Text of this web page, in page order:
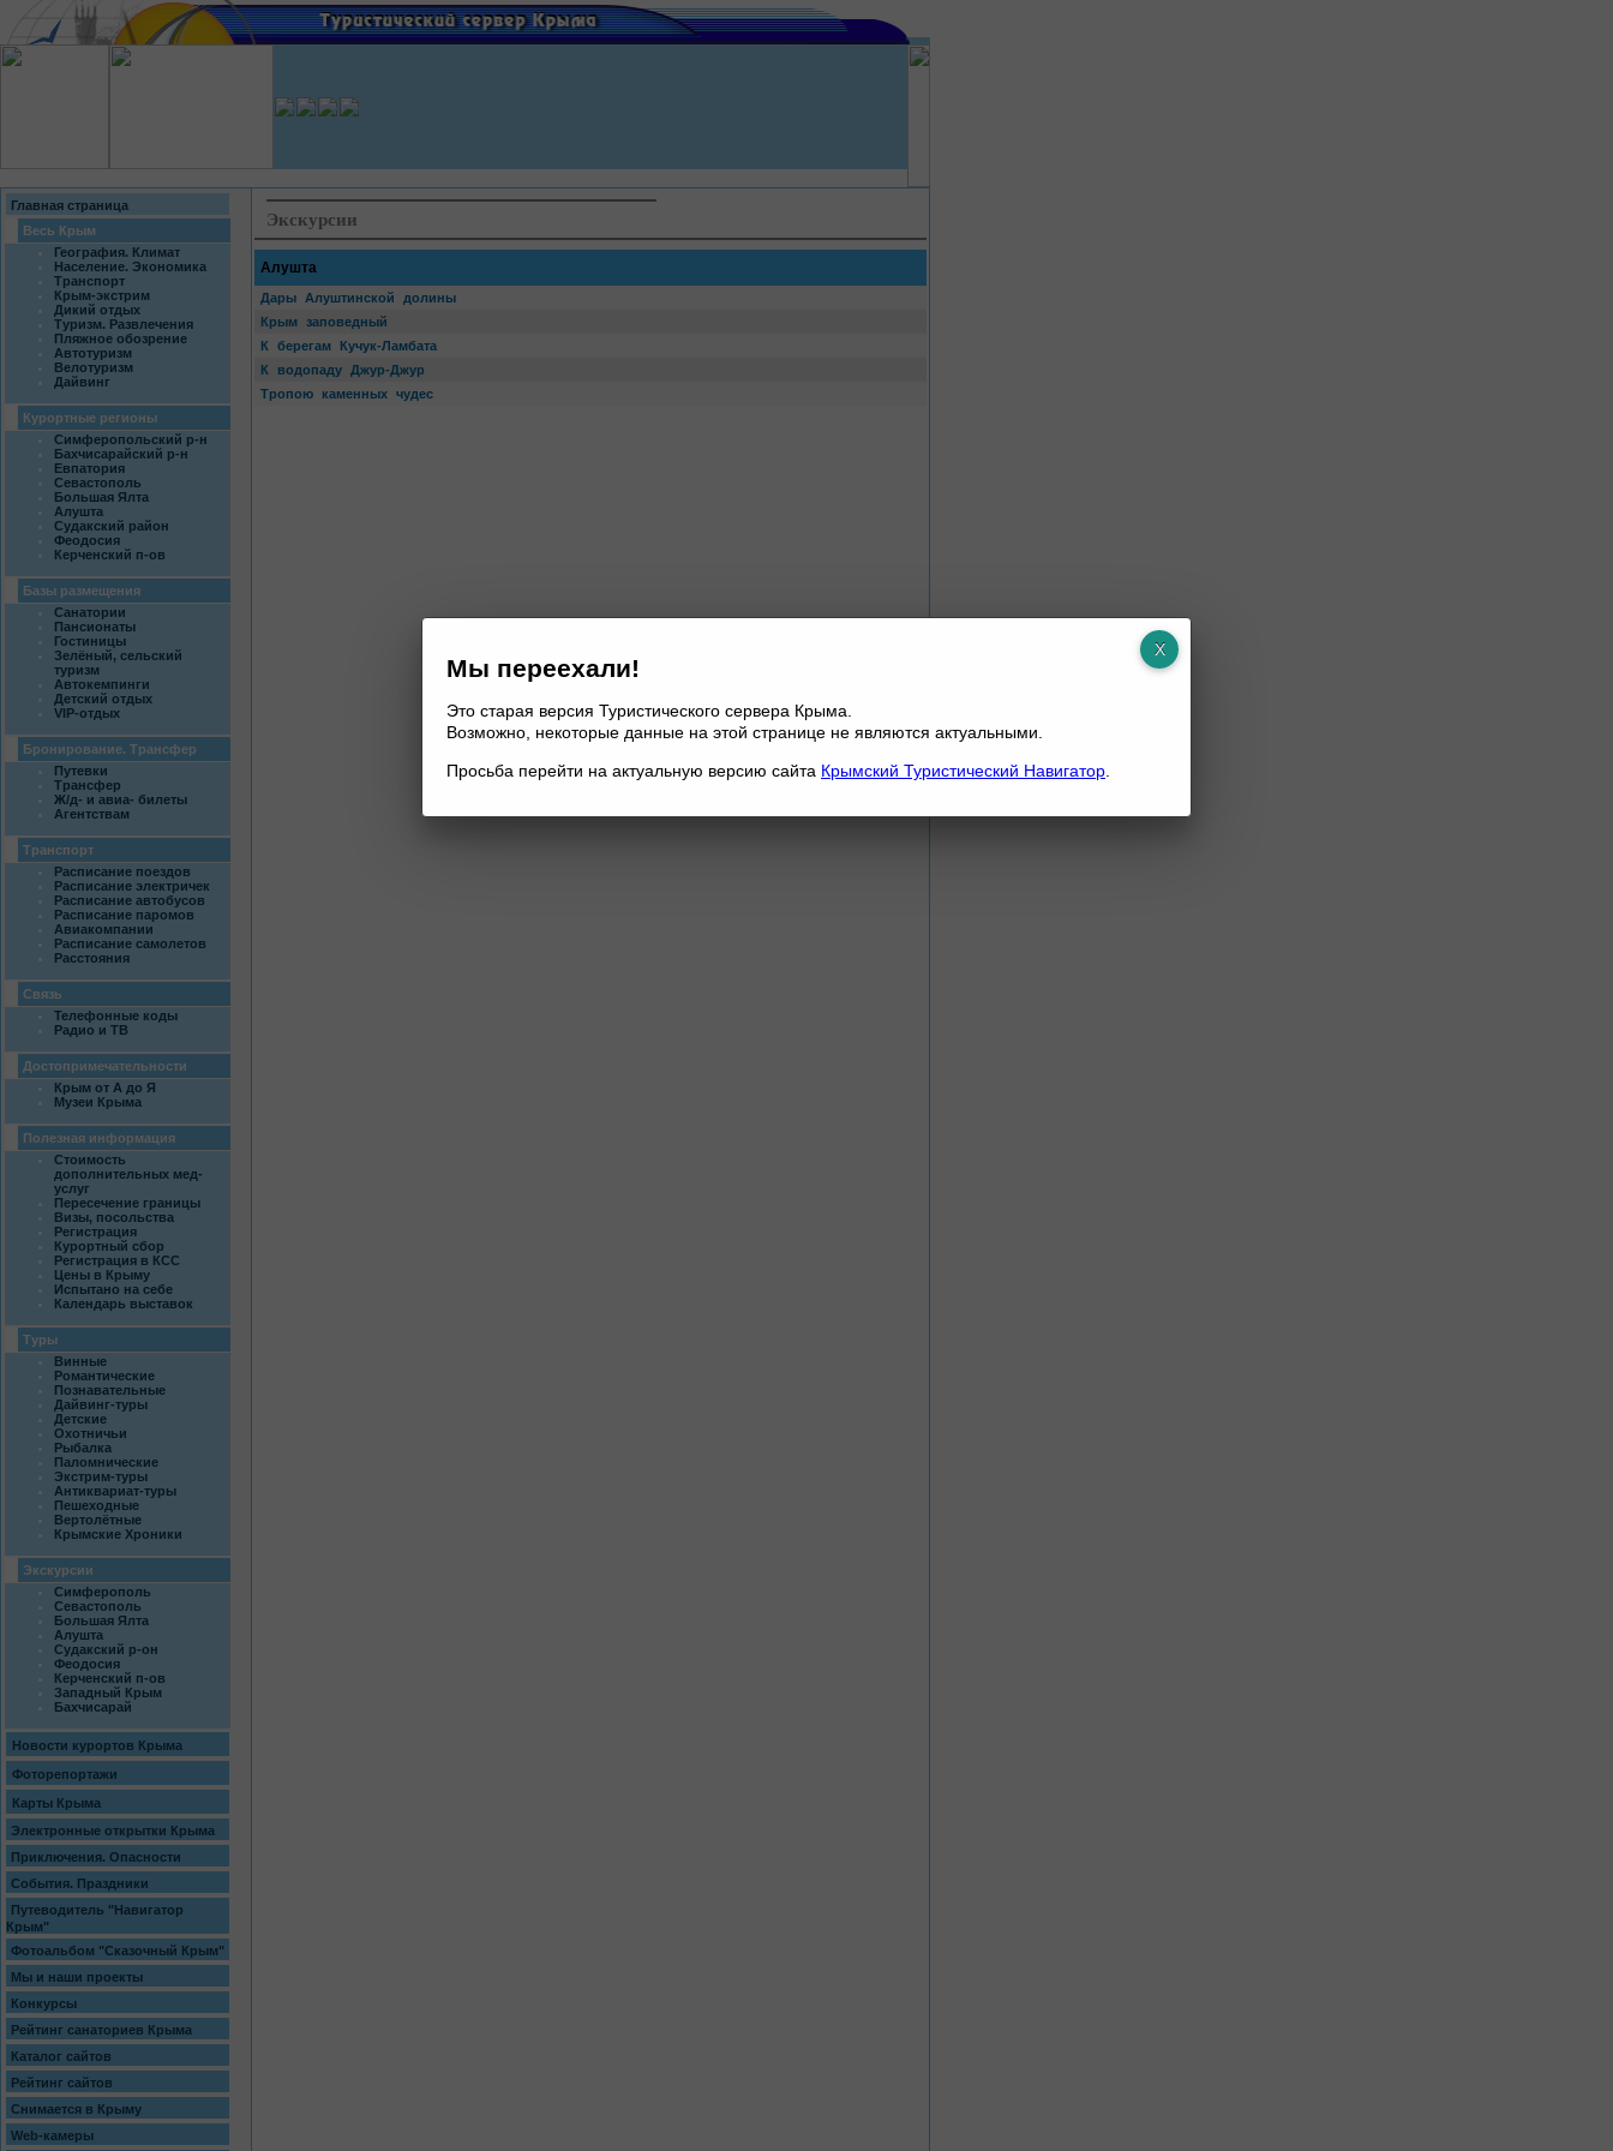
Главная страница
Весь Крым
География. Климат
Население. Экономика
Транспорт
Крым-экстрим
Дикий отдых
Туризм. Развлечения
Пляжное обозрение
Автотуризм
Велотуризм
Дайвинг
Курортные регионы
Симферопольский р-н
Бахчисарайский р-н
Евпатория
Севастополь
Большая Ялта
Алушта
Судакский район
Феодосия
Керченский п-ов
Базы размещения
Санатории
Пансионаты
Гостиницы
Зелёный, сельский
туризм
Автокемпинги
Детский отдых
VIP-отдых
Бронирование. Трансфер
Путевки
Трансфер
Ж/д- и авиа- билеты
Агентствам
Транспорт
Расписание поездов
Расписание электричек
Расписание автобусов
Расписание паромов
Авиакомпании
Расписание самолетов
Расстояния
Связь
Телефонные коды
Радио и ТВ
Достопримечательности
Крым от А до Я
Музеи Крыма
Полезная информация
Стоимость
дополнительных мед-
услуг
Пересечение границы
Визы, посольства
Регистрация
Курортный сбор
Регистрация в КСС
Цены в Крыму
Испытано на себе
Календарь выставок
Туры
Винные
Романтические
Познавательные
Дайвинг-туры
Детские
Охотничьи
Рыбалка
Паломнические
Экстрим-туры
Антиквариат-туры
Пешеходные
Вертолётные
Крымские Хроники
Экскурсии
Симферополь
Севастополь
Большая Ялта
Алушта
Судакский р-он
Феодосия
Керченский п-ов
Западный Крым
Бахчисарай
Новости курортов Крыма
Фоторепортажи
Карты Крыма
Электронные открытки Крыма
Приключения. Опасности
События. Праздники
Путеводитель "Навигатор
Крым"
Фотоальбом "Сказочный Крым"
Мы и наши проекты
Конкурсы
Рейтинг санаториев Крыма
Каталог сайтов
Рейтинг сайтов
Снимается в Крыму
Web-камеры
Экскурсии
Алушта
Дары Алуштинской долины
Крым заповедный
К берегам Кучук-Ламбата
К водопаду Джур-Джур
Тропою каменных чудес
Мы переехали!
Это старая версия Туристического сервера Крыма.
Возможно, некоторые данные на этой странице не являются актуальными.
Просьба перейти на актуальную версию сайта Крымский Туристический Навигатор